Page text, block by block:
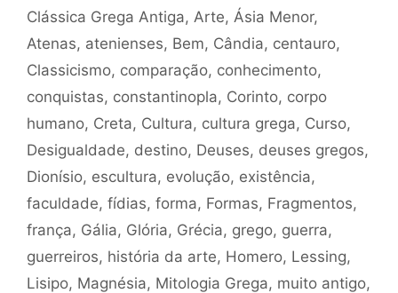
Clássica Grega Antiga, Arte, Ásia Menor,
Atenas, atenienses, Bem, Cândia, centauro,
Classicismo, comparação, conhecimento,
conquistas, constantinopla, Corinto, corpo
humano, Creta, Cultura, cultura grega, Curso,
Desigualdade, destino, Deuses, deuses gregos,
Dionísio, escultura, evolução, existência,
faculdade, fídias, forma, Formas, Fragmentos,
frança, Gália, Glória, Grécia, grego, guerra,
guerreiros, história da arte, Homero, Lessing,
Lisipo, Magnésia, Mitologia Grega, muito antigo,